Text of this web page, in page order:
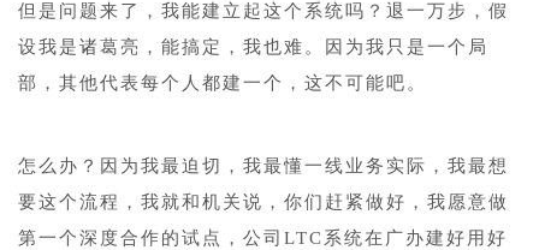
但是问题来了，我能建立起这个系统吗？退一万步，假
设我是诸葛亮，能搞定，我也难。因为我只是一个局
部，其他代表每个人都建一个，这不可能吧。
怎么办？因为我最迫切，我最懂一线业务实际，我最想
要这个流程，我就和机关说，你们赶紧做好，我愿意做
第一个深度合作的试点，公司LTC系统在广办建好用好